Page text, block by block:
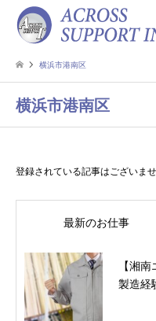
横浜市港南区
横浜市港南区
登録されている記事はございませ
最新のお仕事
【湘
製造経